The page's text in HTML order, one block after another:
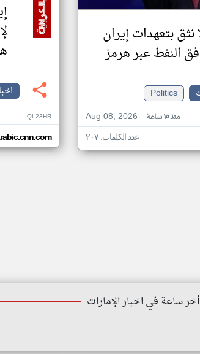
بتعهدات إيران
النفط عبر هرمز
Politics
Aug 08, 2026
منذ ١٥ ساعة
عدد الكلمات: ٢٠٧
QL23HR
أخر ساعة في اخبار الإمارات